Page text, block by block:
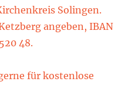
Solingen.
angeben, IBAN
48.
für kostenlose